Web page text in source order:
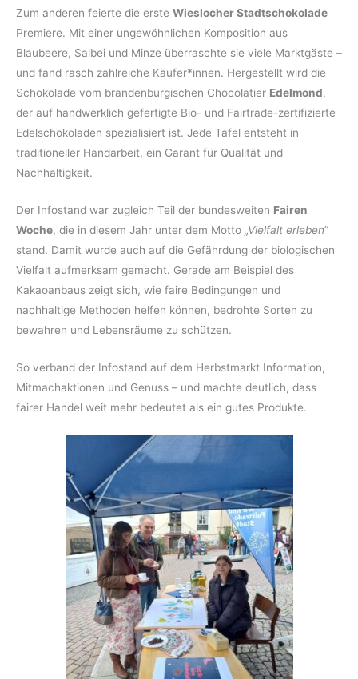
Zum anderen feierte die erste Wieslocher Stadtschokolade
Premiere. Mit einer ungewöhnlichen Komposition aus
Blaubeere, Salbei und Minze überraschte sie viele Marktgäste –
und fand rasch zahlreiche Käufer*innen. Hergestellt wird die
Schokolade vom brandenburgischen Chocolatier Edelmond,
der auf handwerklich gefertigte Bio- und Fairtrade-zertifizierte
Edelschokoladen spezialisiert ist. Jede Tafel entsteht in
traditioneller Handarbeit, ein Garant für Qualität und
Nachhaltigkeit.
Der Infostand war zugleich Teil der bundesweiten Fairen
Woche, die in diesem Jahr unter dem Motto „Vielfalt erleben“
stand. Damit wurde auch auf die Gefährdung der biologischen
Vielfalt aufmerksam gemacht. Gerade am Beispiel des
Kakaoanbaus zeigt sich, wie faire Bedingungen und
nachhaltige Methoden helfen können, bedrohte Sorten zu
bewahren und Lebensräume zu schützen.
So verband der Infostand auf dem Herbstmarkt Information,
Mitmachaktionen und Genuss – und machte deutlich, dass
fairer Handel weit mehr bedeutet als ein gutes Produkte.